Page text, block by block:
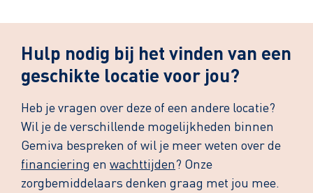
Hulp nodig bij het vinden van een
geschikte locatie voor jou?
Heb je vragen over deze of een andere locatie?
Wil je de verschillende mogelijkheden binnen
Gemiva bespreken of wil je meer weten over de
financiering en wachttijden ? Onze
zorgbemiddelaars denken graag met jou mee.